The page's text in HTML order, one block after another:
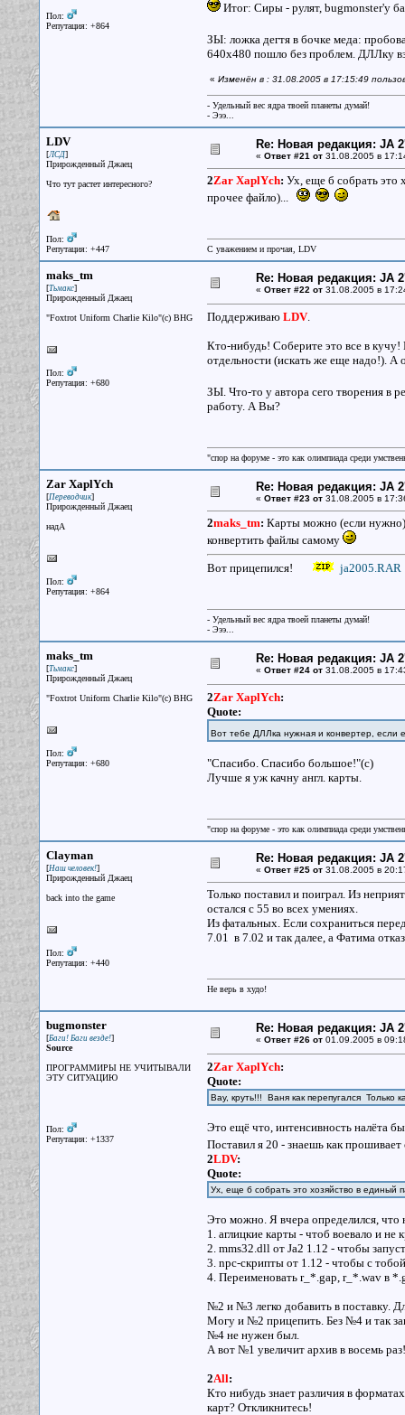
Пол:
Репутация: +864
Итог: Сиры - рулят, bugmonster'у
ЗЫ: ложка дегтя в бочке меда:
640х480 пошло без проблем. ДЛЛку
« Изменён в : 31.08.2005 в 17:15:49
- Удельный вес ядра твоей планеты думай!
- Эээ...
LDV
[ЛСД]
Прирожденный Джаец
Что тут растет интересного?
Пол:
Репутация: +447
Re: Новая редакция: JA
« Ответ #21 от31.08.2005 в
2Zar XaplYch: Ух, еще б собрать это
прочее файло)...
С уважением и прочая, LDV
maks_tm
[Тьмакс]
Прирожденный Джаец
"Foxtrot Uniform Charlie Kilo"(с) BHG
Пол:
Репутация: +680
Re: Новая редакция: JA
« Ответ #22 от31.08.2005 в
Поддерживаю LDV.
Кто-нибудь! Соберите это все в
отдельности (искать же еще надо!). А
ЗЫ. Что-то у автора сего творения в
работу. А Вы?
"спор на форуме - это как олимпиада среди
Zar XaplYch
[Переводчик]
Прирожденный Джаец
надА
Пол:
Репутация: +864
Re: Новая редакция: JA
« Ответ #23 от31.08.2005 в
2maks_tm: Карты можно (если нужно)
конвертить файлы самому
Вот прицепился! ja2005.RAR
- Удельный вес ядра твоей планеты думай!
- Эээ...
maks_tm
[Тьмакс]
Прирожденный Джаец
"Foxtrot Uniform Charlie Kilo"(с) BHG
Пол:
Репутация: +680
Re: Новая редакция: JA
« Ответ #24 от31.08.2005 в
2Zar XaplYch:
Quote:
Вот тебе ДЛЛка нужная и конвертер, если
"Спасибо. Спасибо большое!"(с)
Лучше я уж качну англ. карты.
"спор на форуме - это как олимпиада среди
Clayman
[Наш человек!]
Прирожденный Джаец
back into the game
Пол:
Репутация: +440
Re: Новая редакция: JA
« Ответ #25 от31.08.2005 в
Только поставил и поиграл. Из
остался с 55 во всех умениях.
Из фатальных. Если сохраниться
7.01 в 7.02 и так далее, а Фатима
Не верь в худо!
bugmonster
[Баги! Баги везде!]
Source
ПРОГРАММИРЫ НЕ УЧИТЫВАЛИ
ЭТУ СИТУАЦИЮ
Пол:
Репутация: +1337
Re: Новая редакция: JA
« Ответ #26 от01.09.2005 в
2Zar XaplYch:
Quote:
Вау, круть!!! Ваня как перепугался
Это ещё что, интенсивность налёта
Поставил я 20 - знаешь как
2LDV:
Quote:
Ух, еще б собрать это хозяйство в единый
Это можно. Я вчера определился,
1. аглицкие карты - чтоб воевало и не
2. mms32.dll от Ja2 1.12 - чтобы
3. npc-скрипты от 1.12 - чтобы с
4. Переименовать r_*.gap, r_*.wav в
№2 и №3 легко добавить в поставку.
Могу и №2 прицепить. Без №4 и так
№4 не нужен был.
А вот №1 увеличит архив в восемь
2All:
Кто нибудь знает различия в
карт? Откликнитесь!